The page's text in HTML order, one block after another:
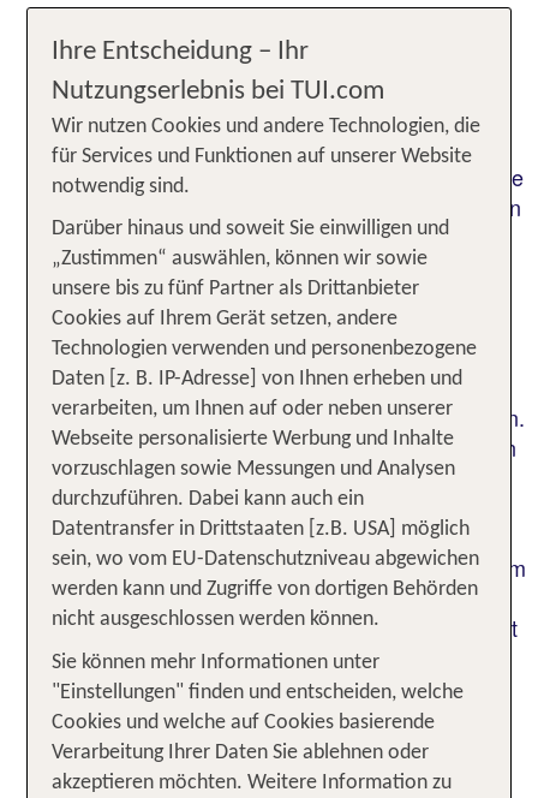
Urlaub in Frankreich: Kunst,
Kultur und Küche genießen
Entdecke auf Reisen nach Frankreich die Vielfalt
der „Grande Nation“. Steht Dir der Sinn nach den
wildromantischen Küstenlandschaften der Bretagne
oder möchtest Du lieber an den sonnenverwöhnten
Stränden der Côte d’Azur entspannen? Nimm Dir
eine entspannte Auszeit vom Alltag bei einem
Kurzurlaub in Frankreich im Elsass oder genieße
bei Städtereisen, beispielsweise nach Paris oder
Nizza, ein eindrucksvolles Kunst- und
Kulturerlebnis. Bei TUI gibt es Reisen an die
schönsten Destinationen des Landes zu entdecken.
Die Urlaubsregionen unseres westlichen Nachbarn
sind so vielfältig wie die Wünsche unserer
Urlaubsgäste, sodass für jeden Urlaubstyp die
optimal auf seine Vorstellungen zugeschnittene
Reise dabei ist. Planst Du, nach Frankreich mit dem
Auto zu reisen, und möchtest Du nur das Hotel
buchen? Legst Du viel Wert auf Komfort und ziehst
eine Pauschalreise vor, bei der der Flug im
Reisepreis bereits inbegriffen sind? All das ist bei
TUI möglich.
Beliebte Urlaubsziele für Urlaub
Ihre Entscheidung – Ihr
Nutzungserlebnis bei TUI.com
Wir nutzen Cookies und andere Technologien, die
für Services und Funktionen auf unserer Website
notwendig sind.
Darüber hinaus und soweit Sie einwilligen und
„Zustimmen“ auswählen, können wir sowie
unsere bis zu fünf Partner als Drittanbieter
Cookies auf Ihrem Gerät setzen, andere
Technologien verwenden und personenbezogene
Daten [z. B. IP-Adresse] von Ihnen erheben und
verarbeiten, um Ihnen auf oder neben unserer
Webseite personalisierte Werbung und Inhalte
vorzuschlagen sowie Messungen und Analysen
durchzuführen. Dabei kann auch ein
Datentransfer in Drittstaaten [z.B. USA] möglich
sein, wo vom EU-Datenschutzniveau abgewichen
werden kann und Zugriffe von dortigen Behörden
nicht ausgeschlossen werden können.
Sie können mehr Informationen unter
"Einstellungen" finden und entscheiden, welche
Cookies und welche auf Cookies basierende
Verarbeitung Ihrer Daten Sie ablehnen oder
akzeptieren möchten. Weitere Information zu